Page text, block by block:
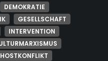
DEMOKRATIE
GESELLSCHAFT
INTERVENTION